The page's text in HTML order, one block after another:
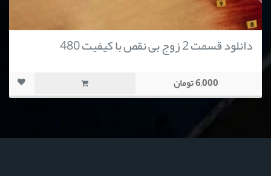
دانلود قسمت 2 زوج بی نقص با کیفیت 480
6,000 تومان